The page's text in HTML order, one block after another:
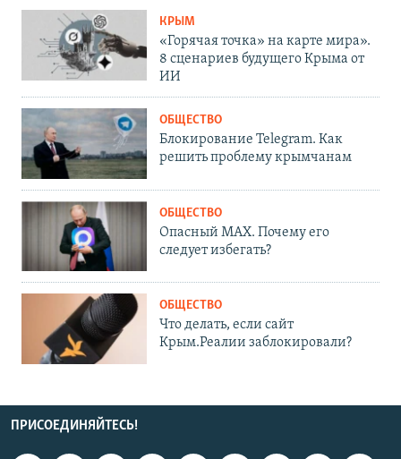
КРЫМ
«Горячая точка» на карте мира».
8 сценариев будущего Крыма от
ИИ
ОБЩЕСТВО
Блокирование Telegram. Как
решить проблему крымчанам
ОБЩЕСТВО
Опасный MAX. Почему его
следует избегать?
ОБЩЕСТВО
Что делать, если сайт
Крым.Реалии заблокировали?
ПРИСОЕДИНЯЙТЕСЬ!